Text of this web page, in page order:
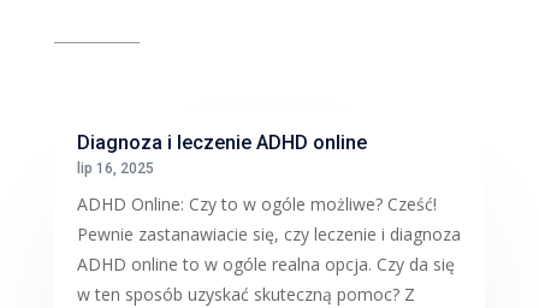
Diagnoza i leczenie ADHD online
lip 16, 2025
ADHD Online: Czy to w ogóle możliwe? Cześć!
Pewnie zastanawiacie się, czy leczenie i diagnoza
ADHD online to w ogóle realna opcja. Czy da się
w ten sposób uzyskać skuteczną pomoc? Z